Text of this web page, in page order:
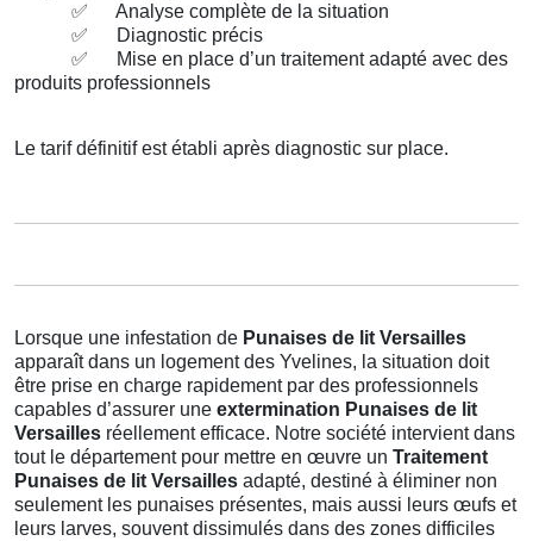
✅
Analyse complète de la situation
✅
Diagnostic précis
✅
Mise en place d’un traitement adapté avec des
produits professionnels
Le tarif définitif est établi après diagnostic sur place.
Lorsque une infestation de Punaises de lit Versailles
apparaît dans un logement des Yvelines, la situation doit
être prise en charge rapidement par des professionnels
capables d’assurer une extermination Punaises de lit
Versailles réellement efficace. Notre société intervient dans
tout le département pour mettre en œuvre un Traitement
Punaises de lit Versailles adapté, destiné à éliminer non
seulement les punaises présentes, mais aussi leurs œufs et
leurs larves, souvent dissimulés dans des zones difficiles